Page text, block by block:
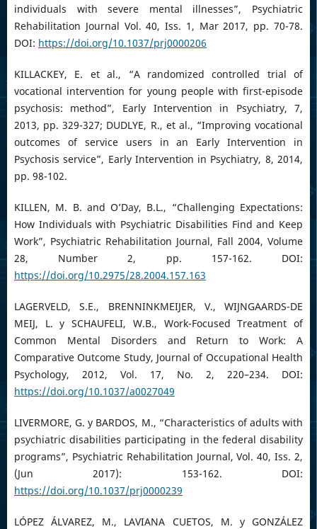
individuals with severe mental illnesses”, Psychiatric
Rehabilitation Journal Vol. 40, Iss. 1, Mar 2017, pp. 70-78.
DOI: https://doi.org/10.1037/prj0000206
KILLACKEY, E. et al., “A randomized controlled trial of
vocational intervention for young people with first-episode
psychosis: method”, Early Intervention in Psychiatry, 7,
2013, pp. 329-327; DUDLYE, R., et al., “Improving vocational
outcomes of service users in an Early Intervention in
Psychosis service”, Early Intervention in Psychiatry, 8, 2014,
pp. 98-102.
KILLEN, M. B. and O’Day, B.L., “Challenging Expectations:
How Individuals with Psychiatric Disabilities Find and Keep
Work”, Psychiatric Rehabilitation Journal, Fall 2004, Volume
28, Number 2, pp. 157-162. DOI:
https://doi.org/10.2975/28.2004.157.163
LAGERVELD, S.E., BRENNINKMEIJER, V., WIJNGAARDS-DE
MEIJ, L. y SCHAUFELI, W.B., Work-Focused Treatment of
Common Mental Disorders and Return to Work: A
Comparative Outcome Study, Journal of Occupational Health
Psychology, 2012, Vol. 17, No. 2, 220–234. DOI:
https://doi.org/10.1037/a0027049
LIVERMORE, G. y BARDOS, M., “Characteristics of adults with
psychiatric disabilities participating in the federal disability
programs”, Psychiatric Rehabilitation Journal, Vol. 40, Iss. 2,
(Jun 2017): 153-162. DOI:
https://doi.org/10.1037/prj0000239
LÓPEZ ÁLVAREZ, M., LAVIANA CUETOS, M. y GONZÁLEZ